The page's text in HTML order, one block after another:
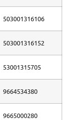
503001316106
503001316152
53001315705
9664534380
9665000280